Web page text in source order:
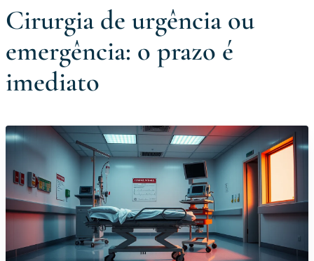
Cirurgia de urgência ou
emergência: o prazo é
imediato